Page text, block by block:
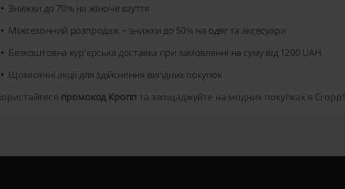
Знижки до 70% на жіноче взуття
Міжсезонний розпродаж − знижки до 50% на одяг та аксесуари
Безкоштовна кур'єрська доставка при замовленні на суму від 1200 UAH
Щомісячні акції для здійснення вигідних покупок
промокод Кропп та заощаджуйте на модних покупках в Cropp!